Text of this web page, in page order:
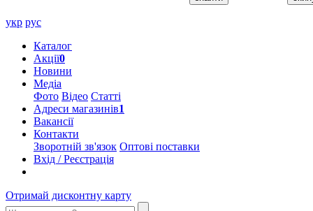
укр рус
Каталог
Акції0
Новини
Медіа
Фото Відео Статті
Адреси магазинів1
Вакансії
Контакти
Зворотній зв'язок Оптові поставки
Вхід / Реєстрація
Отримай дисконтну карту